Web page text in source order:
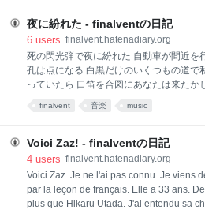
という文について。 きっかけは、中国語
吗？(Nǐ yǒu háizi ma?)」という文。中国
「有」は「有る」という意味だけど、普
という意味で使う。この用法は、日本語
同じなんだろうか？ というちょっとし
る」を使い分ける。「お金」だと、「あ
た、子ども、いる？」 構文としては同じ
「持つ」で言い換えられる。 「あなた、
る？」」 「あ
夜に紛れた - finalventの日記
6 users finalvent.hatenadiary.org
死の閃光弾で夜に紛れた 自動車が間近を
孔は点になる 白黒だけのいくつもの道で
っていたら 口笛を合図にあなたは来たか
弾で夜に紛れた 空き缶も行き先のない船
が愛していて最悪で頭が変だったら 口笛
たかったの、過ぎゆくに任せたかったの？
たち夜。休息もほとんどない。 朝にはあ
る戸惑いに満ちたこの地下の鉄道 愛しの
いう次の駅 あなたの手で私の心の底まで
光弾で夜に紛れた 最終コーナーまで手を
finalvent 音楽 music
Voici Zaz! - finalventの日記
4 users finalvent.hatenadiary.org
Voici Zaz. Je ne l'ai pas connu. Je viens
par la leçon de français. Elle a 33 ans.
plus que Hikaru Utada. J'ai entendu sa